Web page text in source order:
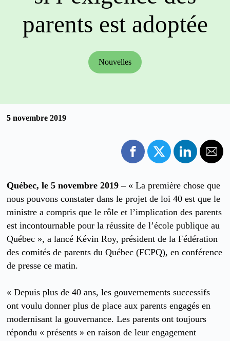
parents est adoptée
Nouvelles
5 novembre 2019
Québec, le 5 novembre 2019 –« La première chose que
nous pouvons constater dans le projet de loi 40 est que le
ministre a compris que le rôle et l’implication des parents
est incontournable pour la réussite de l’école publique au
Québec », a lancé Kévin Roy, président de la Fédération
des comités de parents du Québec (FCPQ), en conférence
de presse ce matin.
« Depuis plus de 40 ans, les gouvernements successifs
ont voulu donner plus de place aux parents engagés en
modernisant la gouvernance. Les parents ont toujours
répondu « présents » en raison de leur engagement